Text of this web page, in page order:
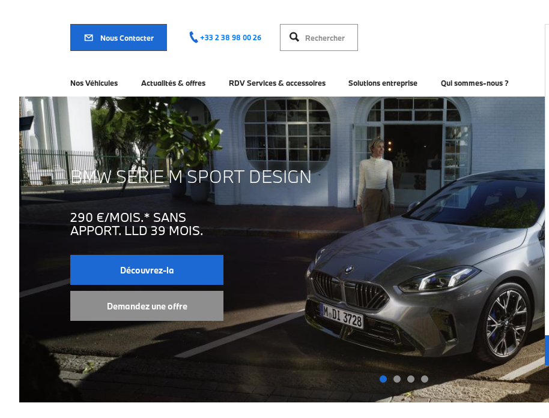
Nous Contacter +33 2 38 98 00 26
Nos Véhicules Actualités & offres RDV Services & accessoires Solutions entreprise Qui sommes-nous ?
BMW SÉRIE M SPORT DESIGN
290 €/MOIS.* SANS
APPORT. LLD 39 MOIS.
Découvrez-la
Demandez une offre